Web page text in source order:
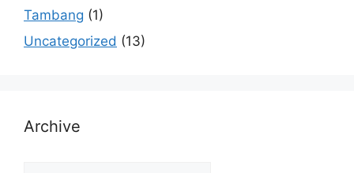
Tambang (1)
Uncategorized (13)
Archive